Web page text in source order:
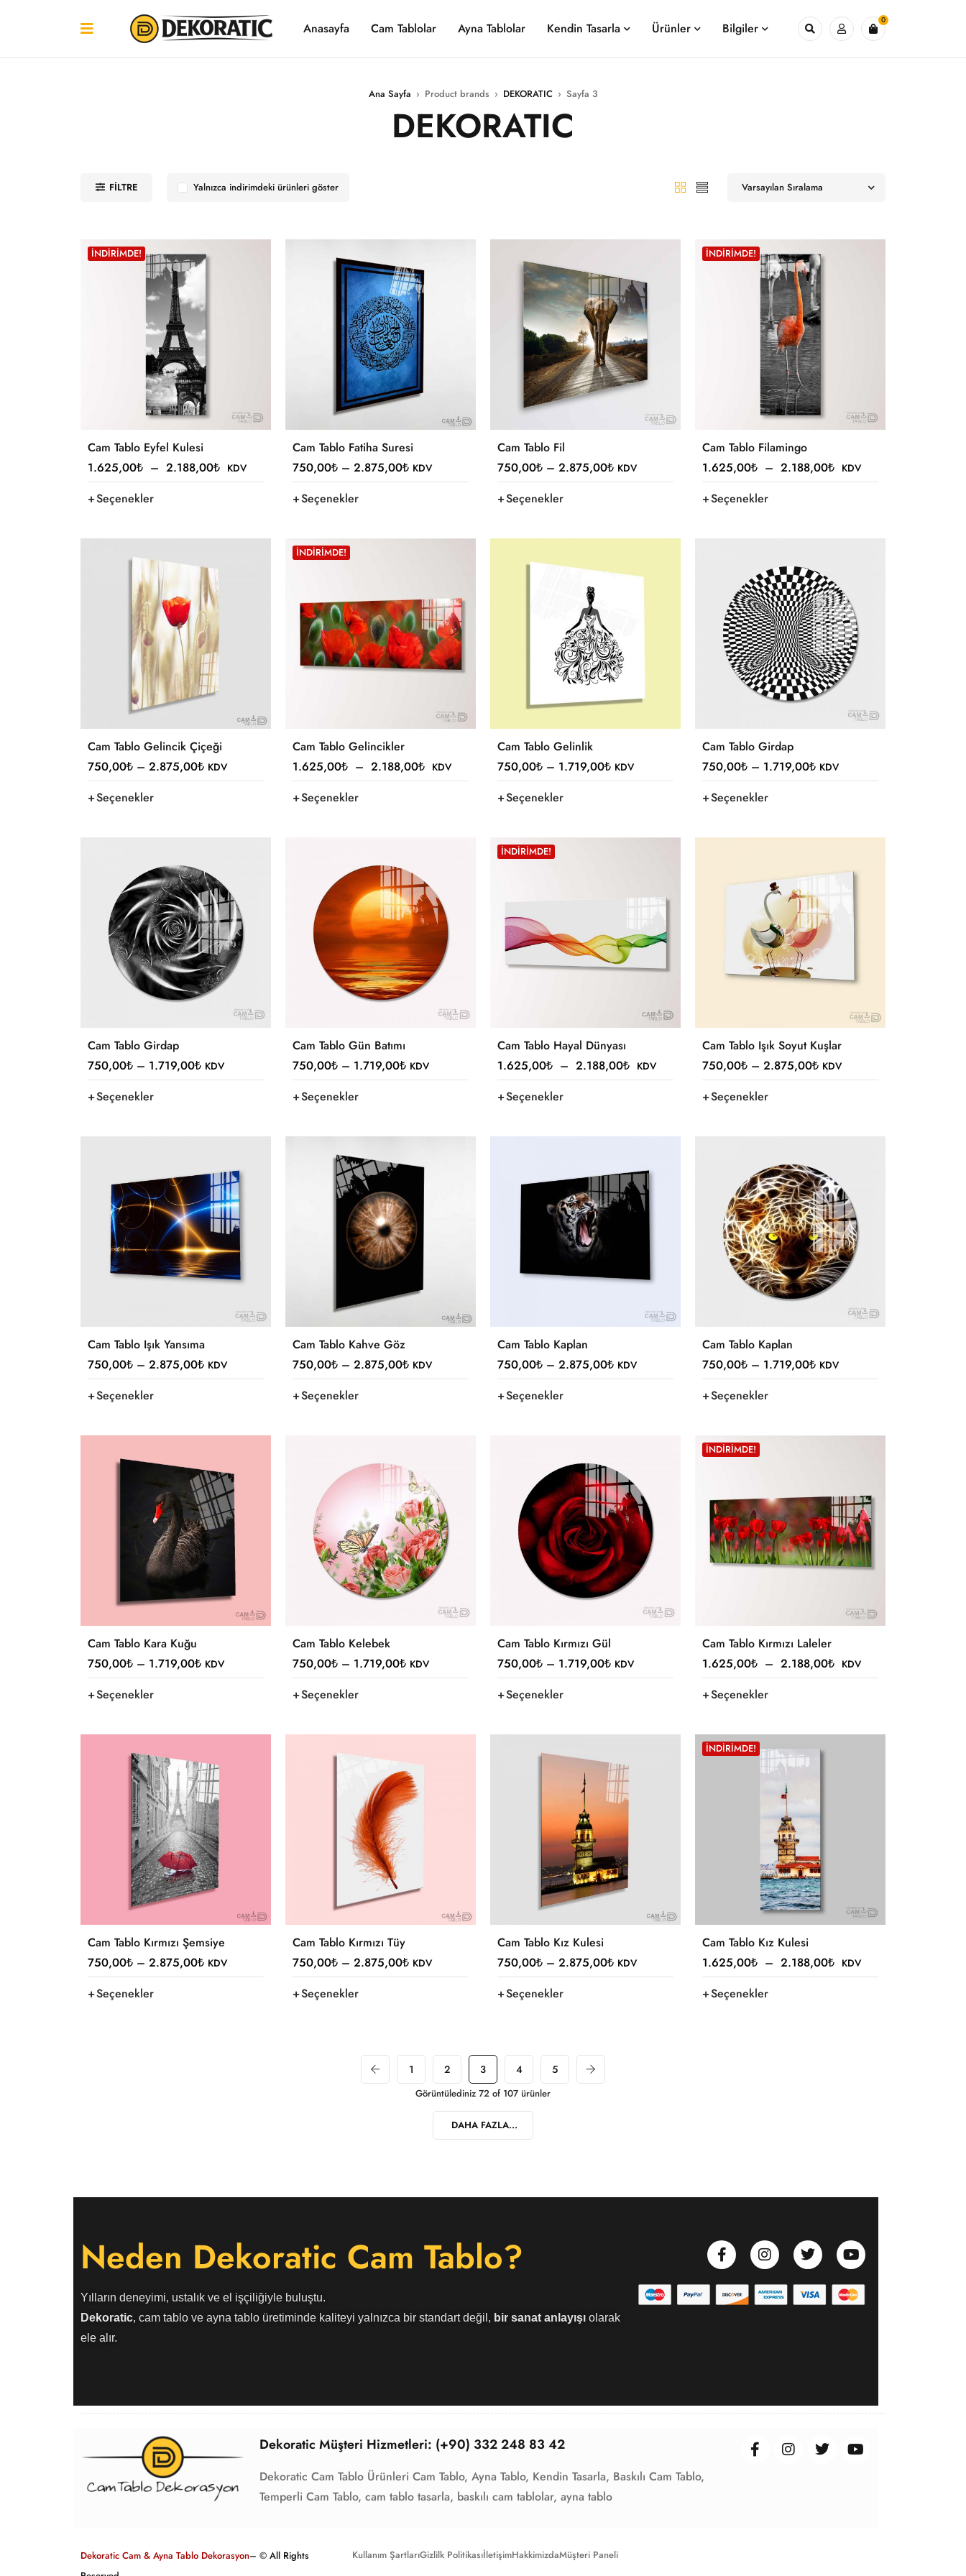
Anasayfa Cam Tablolar Ayna Tablolar Kendin Tasarla Ürünler Bilgiler
0
Ana Sayfa › Product brands › DEKORATIC › Sayfa 3
DEKORATIC
FILTRE Varsayılan Sıralama
Yalnızca indirimdeki ürünleri göster
İNDIRIMDE!
Cam Tablo Eyfel Kulesi
1.625,00₺ – 2.188,00₺ KDV
Seçenekler
Cam Tablo Fatiha Suresi
750,00₺ – 2.875,00₺ KDV
Seçenekler
Cam Tablo Fil
750,00₺ – 2.875,00₺ KDV
Seçenekler
İNDIRIMDE!
Cam Tablo Filamingo
1.625,00₺ – 2.188,00₺ KDV
Seçenekler
Cam Tablo Gelincik Çiçeği
750,00₺ – 2.875,00₺ KDV
Seçenekler
İNDIRIMDE!
Cam Tablo Gelincikler
1.625,00₺ – 2.188,00₺ KDV
Seçenekler
Cam Tablo Gelinlik
750,00₺ – 1.719,00₺ KDV
Seçenekler
Cam Tablo Girdap
750,00₺ – 1.719,00₺ KDV
Seçenekler
Cam Tablo Girdap
750,00₺ – 1.719,00₺ KDV
Seçenekler
Cam Tablo Gün Batımı
750,00₺ – 1.719,00₺ KDV
Seçenekler
İNDIRIMDE!
Cam Tablo Hayal Dünyası
1.625,00₺ – 2.188,00₺ KDV
Seçenekler
Cam Tablo Işık Soyut Kuşlar
750,00₺ – 2.875,00₺ KDV
Seçenekler
Cam Tablo Işık Yansıma
750,00₺ – 2.875,00₺ KDV
Seçenekler
Cam Tablo Kahve Göz
750,00₺ – 2.875,00₺ KDV
Seçenekler
Cam Tablo Kaplan
750,00₺ – 2.875,00₺ KDV
Seçenekler
Cam Tablo Kaplan
750,00₺ – 1.719,00₺ KDV
Seçenekler
Cam Tablo Kara Kuğu
750,00₺ – 1.719,00₺ KDV
Seçenekler
Cam Tablo Kelebek
750,00₺ – 1.719,00₺ KDV
Seçenekler
Cam Tablo Kırmızı Gül
750,00₺ – 1.719,00₺ KDV
Seçenekler
İNDIRIMDE!
Cam Tablo Kırmızı Laleler
1.625,00₺ – 2.188,00₺ KDV
Seçenekler
Cam Tablo Kırmızı Şemsiye
750,00₺ – 2.875,00₺ KDV
Seçenekler
Cam Tablo Kırmızı Tüy
750,00₺ – 2.875,00₺ KDV
Seçenekler
Cam Tablo Kız Kulesi
750,00₺ – 2.875,00₺ KDV
Seçenekler
İNDIRIMDE!
Cam Tablo Kız Kulesi
1.625,00₺ – 2.188,00₺ KDV
Seçenekler
1 2 3 4 5
Görüntülediniz 72 of 107 ürünler
DAHA FAZLA...
Neden Dekoratic Cam Tablo?
Yılların deneyimi, ustalık ve el işçiliğiyle buluştu.
Dekoratic, cam tablo ve ayna tablo üretiminde kaliteyi yalnızca bir standart değil, bir sanat anlayışı olarak
ele alır.
Dekoratic Müşteri Hizmetleri: (+90) 332 248 83 42
Dekoratic Cam Tablo Ürünleri Cam Tablo, Ayna Tablo, Kendin Tasarla, Baskılı Cam Tablo,
Temperli Cam Tablo, cam tablo tasarla, baskılı cam tablolar, ayna tablo
Dekoratic Cam & Ayna Tablo Dekorasyon– © All Rights
Kullanım ŞartlarıGizlilk PolitikasıİletişimHakkimizdaMüşteri Paneli